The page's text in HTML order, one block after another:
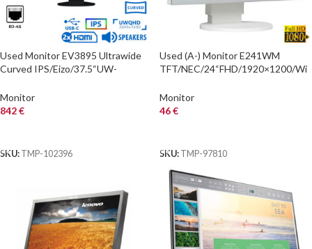
Used Monitor EV3895 Ultrawide
Curved IPS/Eizo/37.5“UW-
s/DP & 2x HDMI &
Monitor
842€
SKU: TMP-102396
Used (A-) Monitor E241WM
TFT/NEC/24“FHD/1920×1200/Wi
D
Monitor
46€
SKU: TMP-97810